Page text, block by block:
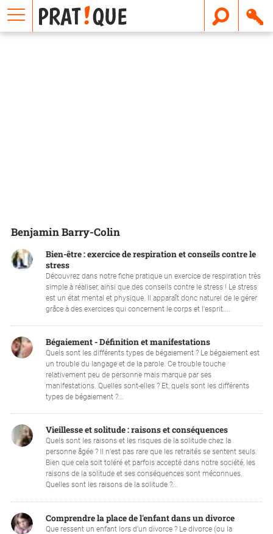
Benjamin Barry-Colin
Bien-être : exercice de respiration et conseils contre le
stress
Découvrez dans notre fiche pratique un exercice de respiration très
simple à réaliser, ainsi que des conseils contre le stress ! Le stress
est un état mental et physique. Il apparaît donc naturel de le gérer
grâce à des exercices qui concernent le corps et l'esprit....
Bégaiement - Définition et manifestations
Quels sont les différents types de bégaiement ? Le bégaiement est
un trouble du langage et de la parole. Ce trouble touche
relativement peu de personne mais marque par ses
manifestations. Quelles sont-elles ? Et, quels sont les différents
types de bégaiement ?...
Vieillesse et solitude : raisons et conséquences
Quels sont les raisons et les risques de la solitude chez la
personne âgée ? Il n’est pas rare que les retraités se sentent seuls.
Bien que cela soit toléré et parfois accepté dans notre société, les
raisons de la solitude et ses conséquences sont méconnues.
Quelles sont les raisons de la solitude ?...
Comprendre la place de l'enfant dans un divorce
Que ressent un enfant lors d’un divorce ? Le divorce (ou la
E
m
a